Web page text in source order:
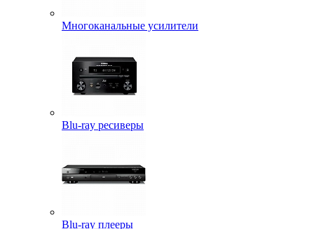
Многоканальные усилители
Blu-ray ресиверы
Blu-ray плееры